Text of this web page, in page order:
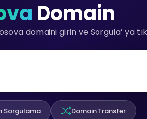
Domain
domaini girin ve Sorgula’ ya
Sorgulama Domain Transfer